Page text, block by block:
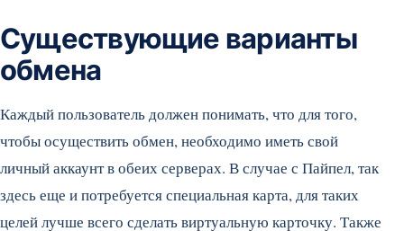
Существующие варианты
обмена
Каждый пользователь должен понимать, что для того,
чтобы осуществить обмен, необходимо иметь свой
личный аккаунт в обеих серверах. В случае с Пайпел, так
здесь еще и потребуется специальная карта, для таких
целей лучше всего сделать виртуальную карточку. Также